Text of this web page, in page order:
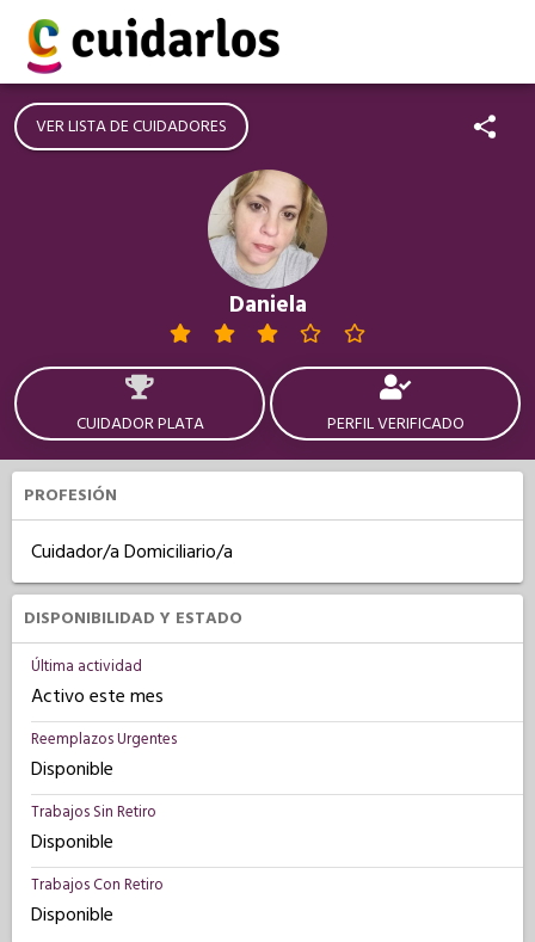
VER LISTA DE CUIDADORES
Daniela
CUIDADOR PLATA PERFIL VERIFICADO
PROFESIÓN
Cuidador/a Domiciliario/a
DISPONIBILIDAD Y ESTADO
Última actividad
Activo este mes
Reemplazos Urgentes
Disponible
Trabajos Sin Retiro
Disponible
Trabajos Con Retiro
Disponible